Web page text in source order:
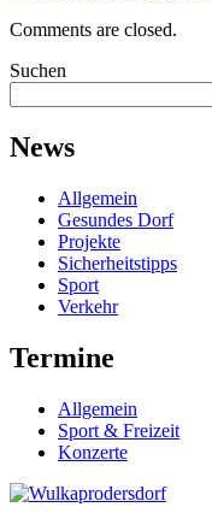
Comments are closed.
Suchen
News
Allgemein
Gesundes Dorf
Projekte
Sicherheitstipps
Sport
Verkehr
Termine
Allgemein
Sport & Freizeit
Konzerte